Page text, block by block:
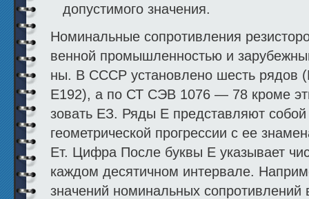
допустимого значения.
Номинальные сопротивления
венной промышленностью и
ны. В СССР установлено шесть рядов
Е192), а по СТ СЭВ 1076 — 78 кроме
зовать ЕЗ. Ряды Е представляют
геометрической прогрессии с ее
Ет. Циф­ра После буквы Е указывает
каждом десятичном интервале.
значений номинальных сопротивлений